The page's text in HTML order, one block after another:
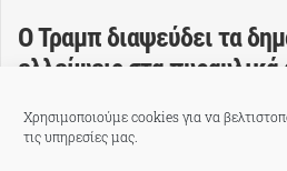
Χρησιμοποιούμε cookies για να
τις υπηρεσίες μας.
Ο Τραμπ διαψεύδει τα
ελλείψεις στα
Πρίν 1 ώρα